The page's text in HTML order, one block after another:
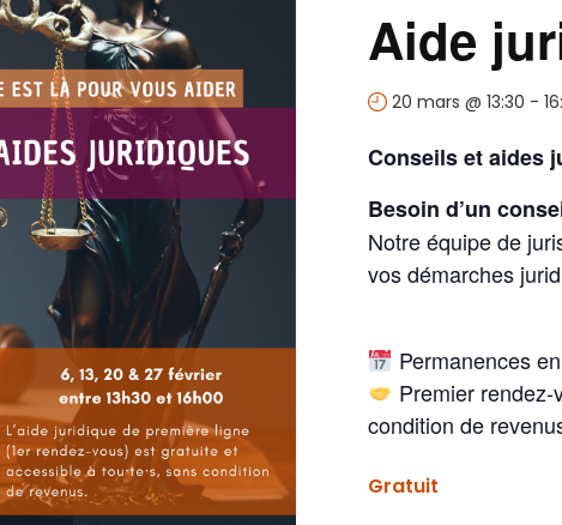
Aide
20 mars @ 13:30 -
Conseils et aides
Besoin d’un
Notre équipe de
vos démarches
Permanences
Premier rendez-
condition de
Gratuit